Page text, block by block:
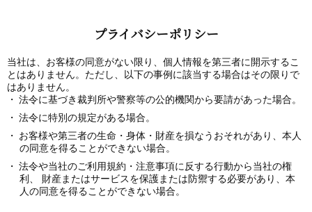
プライバシーポリシー
当社は、お客様の同意がない限り、個人情報を第三者に開示するこ
とはありません。ただし、以下の事例に該当する場合はその限りで
はありません。
法令に基づき裁判所や警察等の公的機関から要請があった場合。
法令に特別の規定がある場合。
お客様や第三者の生命・身体・財産を損なうおそれがあり、本人
の同意を得ることができない場合。
法令や当社のご利用規約・注意事項に反する行動から当社の権
利、 財産またはサービスを保護または防禦する必要があり、本
人の同意を得ることができない場合。